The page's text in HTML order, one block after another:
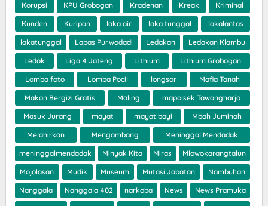
Korupsi KPU Grobogan Kradenan Kreak Kriminal
Kunden Kuripan laka air laka tunggal lakalantas
lakatunggal Lapas Purwodadi Ledakan Ledakan Klambu
Ledok Liga 4 Jateng Lithium Lithium Grobogan
Lomba foto Lomba Pocil longsor Mafia Tanah
Makan Bergizi Gratis Maling mapolsek Tawangharjo
Masuk Jurang mayat mayat bayi Mbah Juminah
Melahirkan Mengambang Meninggal Mendadak
meninggalmendadak Minyak Kita Miras Mlowokarangtalun
Mojolasan Mudik Museum Mutasi Jabatan Nambuhan
Nanggala Nanggala 402 narkoba News News Pramuka